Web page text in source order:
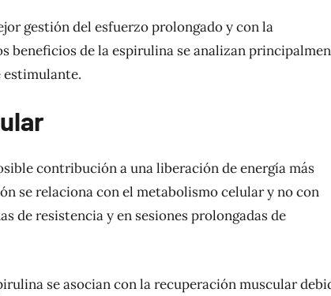
gestión del esfuerzo prolongado y con la
beneficios de la espirulina se analizan
estimulante.
contribución a una liberación de energía más
se relaciona con el metabolismo celular y no con
de resistencia y en sesiones prolongadas de
se asocian con la recuperación muscular